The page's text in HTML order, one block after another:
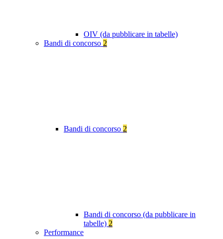
OIV (da pubblicare in tabelle)
Bandi di concorso 2
Bandi di concorso 2
Bandi di concorso (da pubblicare in
tabelle) 2
Performance